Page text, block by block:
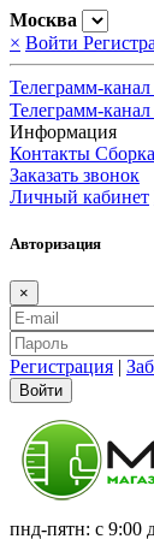
Москва
× Войти
Телеграмм-
Телеграмм-
Информация
Контакты Сборка
Заказать звонок
Личный кабинет
Авторизация
×
Регистрация |
Войти
пнд-пятн: с 9:00